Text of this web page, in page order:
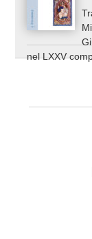
nel LXXV